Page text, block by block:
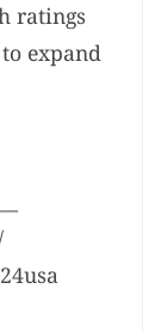
ratings
expand